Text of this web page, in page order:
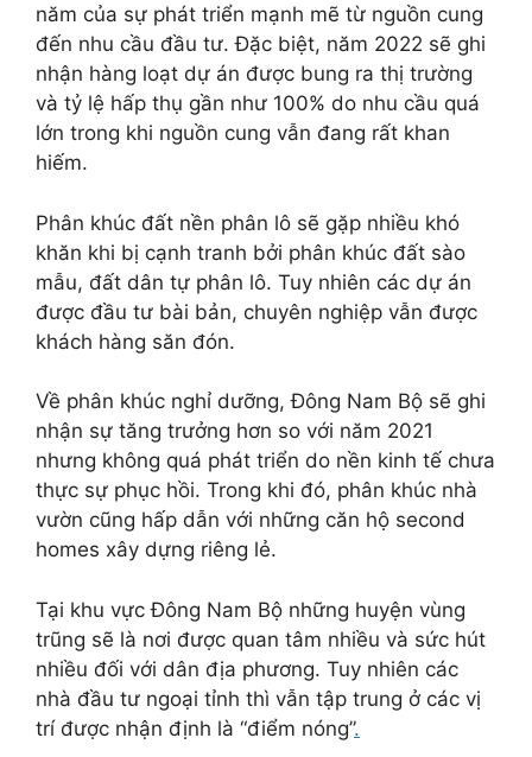
năm của sự phát triển mạnh mẽ từ nguồn cung
đến nhu cầu đầu tư. Đặc biệt, năm 2022 sẽ ghi
nhận hàng loạt dự án được bung ra thị trường
và tỷ lệ hấp thụ gần như 100% do nhu cầu quá
lớn trong khi nguồn cung vẫn đang rất khan
hiếm.
Phân khúc đất nền phân lô sẽ gặp nhiều khó
khăn khi bị cạnh tranh bởi phân khúc đất sào
mẫu, đất dân tự phân lô. Tuy nhiên các dự án
được đầu tư bài bản, chuyên nghiệp vẫn được
khách hàng săn đón.
Về phân khúc nghỉ dưỡng, Đông Nam Bộ sẽ ghi
nhận sự tăng trưởng hơn so với năm 2021
nhưng không quá phát triển do nền kinh tế chưa
thực sự phục hồi. Trong khi đó, phân khúc nhà
vườn cũng hấp dẫn với những căn hộ second
homes xây dựng riêng lẻ.
Tại khu vực Đông Nam Bộ những huyện vùng
trũng sẽ là nơi được quan tâm nhiều và sức hút
nhiều đối với dân địa phương. Tuy nhiên các
nhà đầu tư ngoại tỉnh thì vẫn tập trung ở các vị
trí được nhận định là “điểm nóng”.